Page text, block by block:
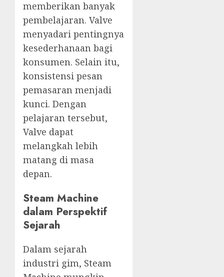
memberikan banyak
pembelajaran. Valve
menyadari pentingnya
kesederhanaan bagi
konsumen. Selain itu,
konsistensi pesan
pemasaran menjadi
kunci. Dengan
pelajaran tersebut,
Valve dapat
melangkah lebih
matang di masa
depan.
Steam Machine
dalam Perspektif
Sejarah
Dalam sejarah
industri gim, Steam